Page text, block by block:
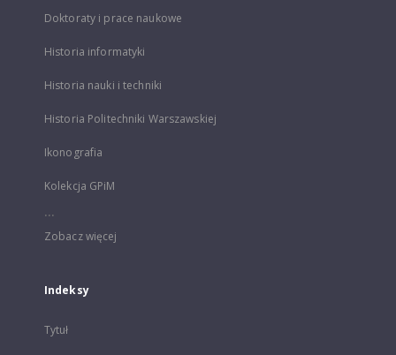
Doktoraty i prace naukowe
Historia informatyki
Historia nauki i techniki
Historia Politechniki Warszawskiej
Ikonografia
Kolekcja GPiM
...
Zobacz więcej
Indeksy
Tytuł